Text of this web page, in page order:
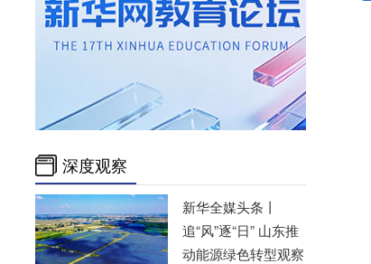
深度观察
新华全媒头条丨
追“风”逐“日” 山东推
动能源绿色转型观察